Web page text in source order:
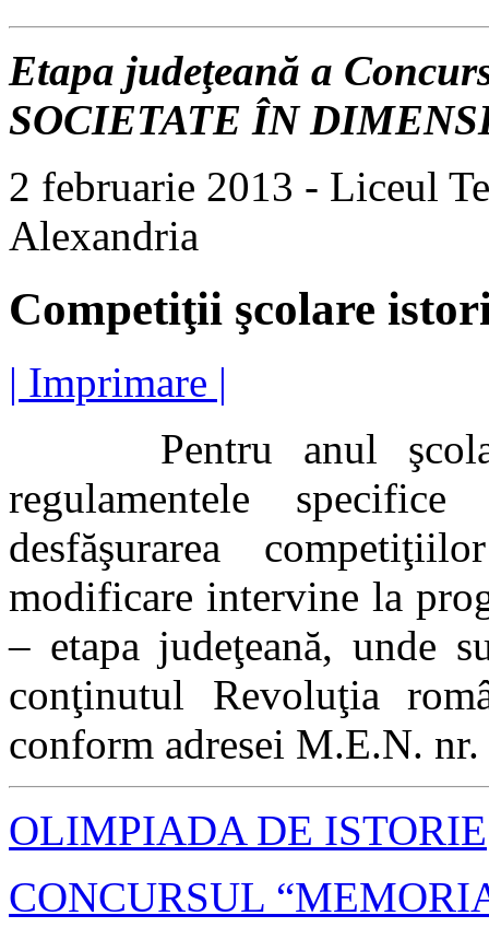
Etapa judeţeană a
SOCIETATE ÎN
2 februarie 2013 - Liceul
Alexandria
Competiţii şcolare
| Imprimare |
Pentru anul şcolar
regulamentele
desfăşurarea
modificare intervine la
– etapa judeţeană, unde
conţinutul Revoluţia
conform adresei M.E.N.
OLIMPIADA DE ISTORIE
CONCURSUL